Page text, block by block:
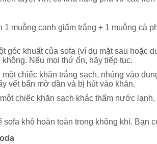
1 muỗng canh giấm trắng + 1 muỗng cà
góc khuất của sofa (ví dụ mặt sau hoặc
Nếu mọi thứ ổn, hãy tiếp tục.
một chiếc khăn trắng sạch, nhúng vào
vết bẩn mờ dần và bị hút vào khăn.
chiếc khăn sạch khác thấm nước
sofa khô hoàn toàn trong không khí. Bạn